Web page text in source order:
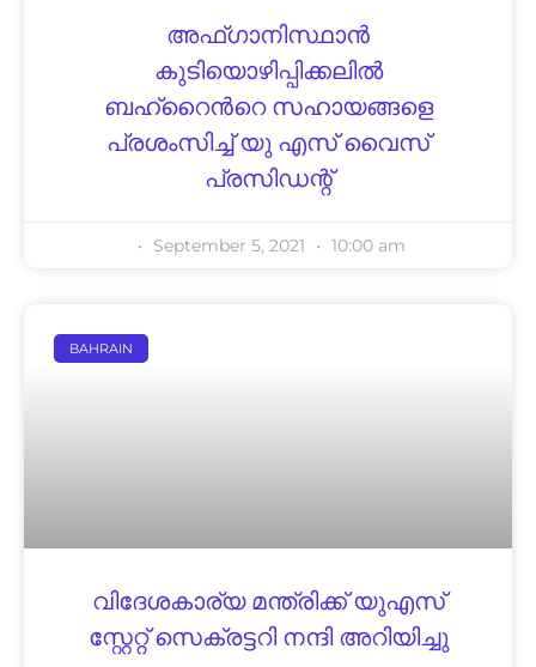
അഫ്ഗാനിസ്ഥാൻ
കുടിയൊഴിപ്പിക്കലിൽ
ബഹ്റൈൻറെ സഹായങ്ങളെ
പ്രശംസിച്ച് യു എസ് വൈസ്
പ്രസിഡന്റ്
September 5, 2021 10:00 am
BAHRAIN
വിദേശകാര്യ മന്ത്രിക്ക് യുഎസ്
സ്റ്റേറ്റ് സെക്രട്ടറി നന്ദി അറിയിച്ചു